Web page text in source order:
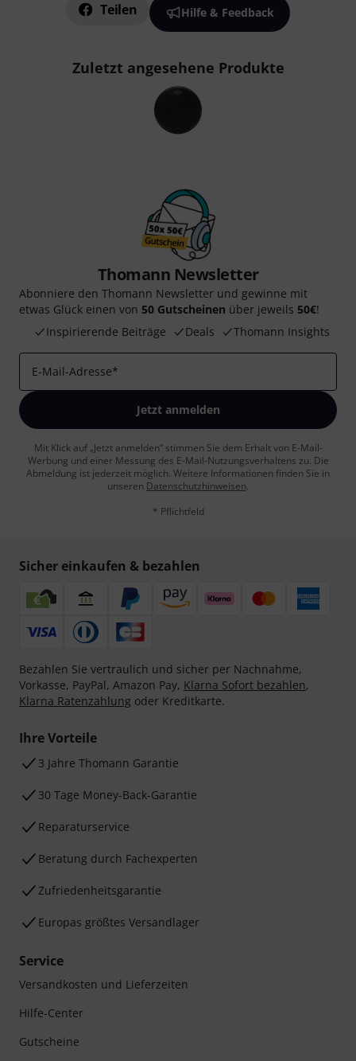
Teilen Hilfe & Feedback
Zuletzt angesehene Produkte
Thomann Newsletter
Abonniere den Thomann Newsletter und gewinne mit
etwas Glück einen von 50 Gutscheinen über jeweils 50€!
Inspirierende Beiträge
Deals Thomann Insights
E-Mail-Adresse*
Jetzt anmelden
Mit Klick auf „Jetzt anmelden“ stimmen Sie dem Erhalt von E-Mail-
Werbung und einer Messung des E-Mail-Nutzungsverhaltens zu. Die
Abmeldung ist jederzeit möglich. Weitere Informationen finden Sie in
unseren Datenschutzhinweisen.
* Pflichtfeld
Sicher einkaufen & bezahlen
Bezahlen Sie vertraulich und sicher per Nachnahme,
Vorkasse, PayPal, Amazon Pay, Klarna Sofort bezahlen,
Klarna Ratenzahlung oder Kreditkarte.
Ihre Vorteile
3 Jahre Thomann Garantie
30 Tage Money-Back-Garantie
Reparaturservice
Beratung durch Fachexperten
Zufriedenheitsgarantie
Europas größtes Versandlager
Service
Versandkosten und Lieferzeiten
Hilfe-Center
Gutscheine